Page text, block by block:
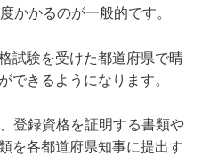
かかるのが一般的です。
試験を受けた都道府県で晴
できるようになります。
登録資格を証明する書類や
を各都道府県知事に提出す